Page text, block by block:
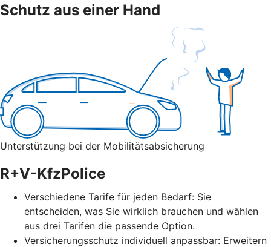
Schutz aus einer Hand
Unterstützung bei der Mobilitätsabsicherung
R+V-KfzPolice
Verschiedene Tarife für jeden Bedarf: Sie
entscheiden, was Sie wirklich brauchen und wählen
aus drei Tarifen die passende Option.
Versicherungsschutz individuell anpassbar: Erweitern